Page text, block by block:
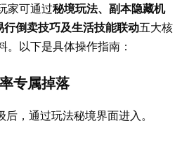
家可通过秘境玩法、副本隐藏机
倒卖技巧及生活技能联动五大核
。以下是具体操作指南：
专属掉落
后，通过玩法秘境界面进入。